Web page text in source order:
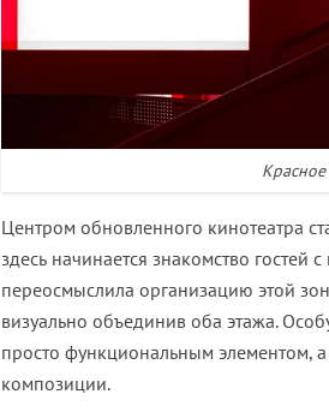
Центром обновленного кинотеатра
здесь начинается знакомство гостей
переосмыслила организацию этой
визуально объединив оба этажа.
просто функциональным элементом,
композиции.